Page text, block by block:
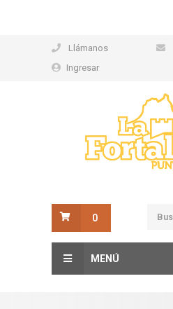
Llámanos
Ingresar
0
MENÚ